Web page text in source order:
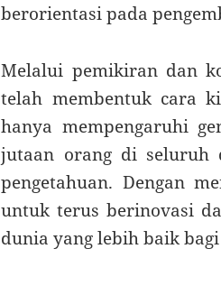
berorientasi pada
Melalui pemikiran dan
telah membentuk cara
hanya mempengaruhi
jutaan orang di seluruh
pengetahuan. Dengan
untuk terus berinovasi
dunia yang lebih baik